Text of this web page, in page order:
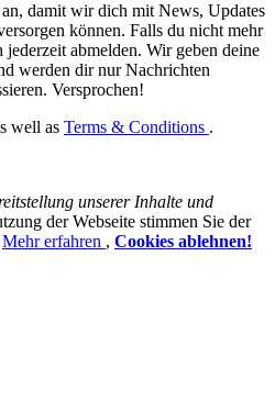
damit wir dich mit News, Updates
können. Falls du nicht mehr
abmelden. Wir geben deine
werden dir nur Nachrichten
Versprochen!
well as Terms & Conditions .
unserer Inhalte und
der Webseite stimmen Sie der
Mehr erfahren , Cookies ablehnen!